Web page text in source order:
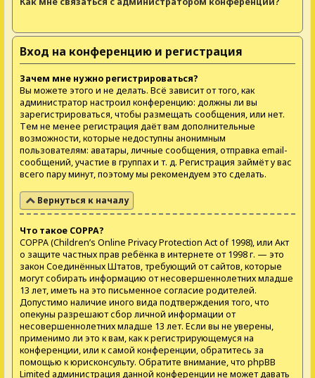
Вход на конференцию и регистрация
Зачем мне нужно регистрироваться?
Вы можете этого и не делать. Всё зависит от того, как
администратор настроил конференцию: должны ли вы
зарегистрироваться, чтобы размещать сообщения, или нет.
Тем не менее регистрация даёт вам дополнительные
возможности, которые недоступны анонимным
пользователям: аватары, личные сообщения, отправка email-
сообщений, участие в группах и т. д. Регистрация займёт у вас
всего пару минут, поэтому мы рекомендуем это сделать.
Вернуться к началу
Что такое COPPA?
COPPA (Children’s Online Privacy Protection Act of 1998), или Акт
о защите частных прав ребёнка в интернете от 1998 г. — это
закон Соединённых Штатов, требующий от сайтов, которые
могут собирать информацию от несовершеннолетних младше
13 лет, иметь на это письменное согласие родителей.
Допустимо наличие иного вида подтверждения того, что
опекуны разрешают сбор личной информации от
несовершеннолетних младше 13 лет. Если вы не уверены,
применимо ли это к вам, как к регистрирующемуся на
конференции, или к самой конференции, обратитесь за
помощью к юрисконсульту. Обратите внимание, что phpBB
Limited администрация данной конференции не может давать